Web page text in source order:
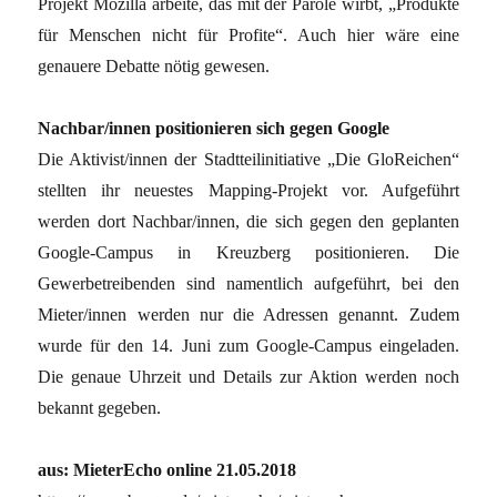
für Menschen nicht für Profite“. Auch hier wäre eine
genauere Debatte nötig gewesen.
Nachbar/innen positionieren sich gegen Google
Die Aktivist/innen der Stadtteilinitiative „Die GloReichen“
stellten ihr neuestes Mapping-Projekt vor. Aufgeführt
werden dort Nachbar/innen, die sich gegen den geplanten
Google-Campus in Kreuzberg positionieren. Die
Gewerbetreibenden sind namentlich aufgeführt, bei den
Mieter/innen werden nur die Adressen genannt. Zudem
wurde für den 14. Juni zum Google-Campus eingeladen.
Die genaue Uhrzeit und Details zur Aktion werden noch
bekannt gegeben.
aus: MieterEcho online 21.05.2018